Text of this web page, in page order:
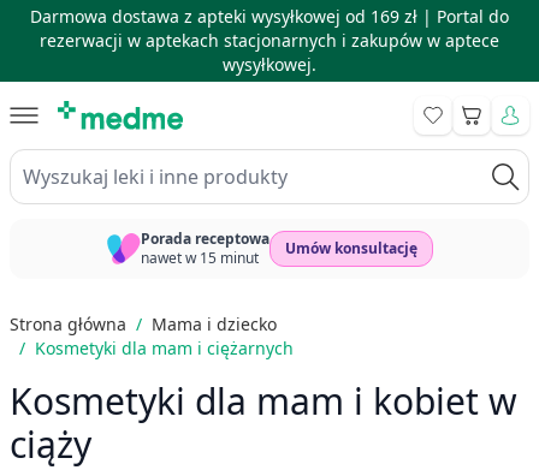
Darmowa dostawa z apteki wysyłkowej od 169 zł | Portal do
rezerwacji w aptekach stacjonarnych i zakupów w aptece
wysyłkowej.
Wyszukaj leki i inne produkty
Koszyk
Porada receptowa
nawet w 15 minut
Umów konsultację
Strona główna / Mama i dziecko
/ Kosmetyki dla mam i ciężarnych
Kosmetyki dla mam i kobiet w
ciąży